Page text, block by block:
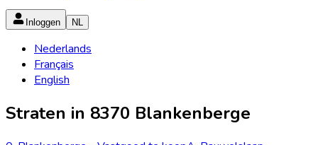
Inloggen NL
Nederlands
Français
English
Straten in 8370 Blankenberge